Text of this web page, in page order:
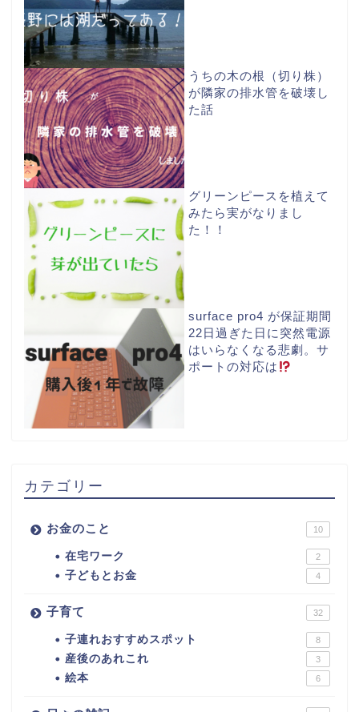
うちの木の根（切り株）
が隣家の排水管を破壊し
た話
グリーンピースを植えて
みたら実がなりまし
た！！
surface pro4 が保証期間
22日過ぎた日に突然電源
はいらなくなる悲劇。サ
ポートの対応は
カテゴリー
お金のこと 10
在宅ワーク 2
子どもとお金 4
子育て 32
子連れおすすめスポット 8
産後のあれこれ 3
絵本 6